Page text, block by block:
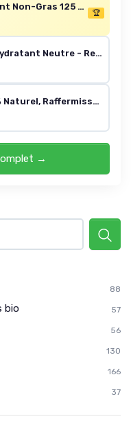
Clinique Gel Hydratant Non-Gras 125 ml
🏆
Sanex Gel Douche Hydratant Neutre - Recharge 10x900 ml
Gel d'Aloe Vera 100% Naturel, Raffermissant Corps, Anti Rides Visage, Hydratant Peau et Cheveux, Apaisant et Réparateur Cheveux (Après Soleil, Après le Rasage et l'épilation) - 3 x 200 ml
→
88
bio 57
56
130
166
37